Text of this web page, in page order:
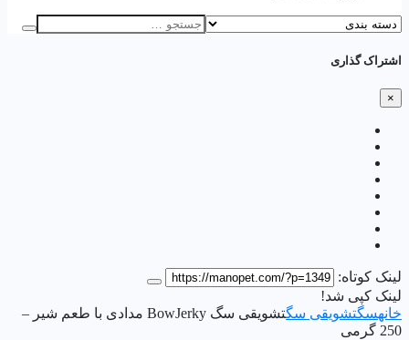
اشتراک گذاری
×
لینک کوتاه:
لینک کپی شد!
خانهسگتشویقی سگ
تشویقی سگ BowJerky مدادی با طعم شیر –
250 گرمی